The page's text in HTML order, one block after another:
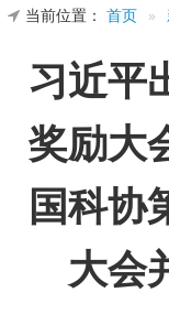
当前位置： 首页 »
习近平
奖励大
国科协
大会